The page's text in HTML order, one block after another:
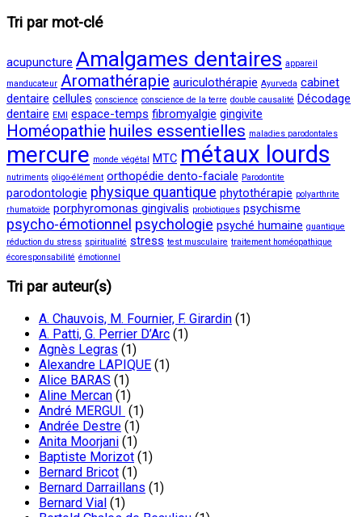
Tri par mot-clé
acupuncture Amalgames dentaires appareil
manducateur Aromathérapie auriculothérapie Ayurveda cabinet
dentaire cellules conscience conscience de la terre double causalité Décodage
dentaire EMI espace-temps fibromyalgie gingivite
Homéopathie huiles essentielles maladies parodontales
mercure monde végétal MTC métaux lourds
nutriments oligo-élément orthopédie dento-faciale Parodontite
parodontologie physique quantique phytothérapie polyarthrite
rhumatoïde porphyromonas gingivalis probiotiques psychisme
psycho-émotionnel psychologie psyché humaine quantique
réduction du stress spiritualité stress test musculaire traitement homéopathique
écoresponsabilité émotionnel
Tri par auteur(s)
A. Chauvois, M. Fournier, F. Girardin (1)
A. Patti, G. Perrier D’Arc (1)
Agnès Legras (1)
Alexandre LAPIQUE (1)
Alice BARAS (1)
Aline Mercan (1)
André MERGUI (1)
Andrée Destre (1)
Anita Moorjani (1)
Baptiste Morizot (1)
Bernard Bricot (1)
Bernard Darraillans (1)
Bernard Vial (1)